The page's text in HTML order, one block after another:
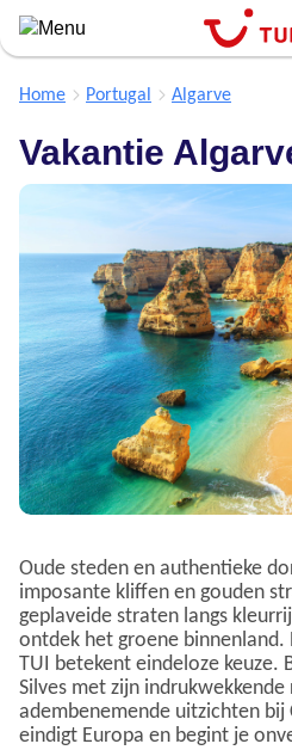
Overslaan
naar
algemene
inhoud
gaan
Home Portugal Algarve
Vakantie
Oude steden en authentieke
imposante kliffen en gouden
geplaveide straten langs
ontdek het groene binnenland.
TUI betekent eindeloze keuze.
Silves met zijn
adembenemende uitzichten bij
eindigt Europa en begint je